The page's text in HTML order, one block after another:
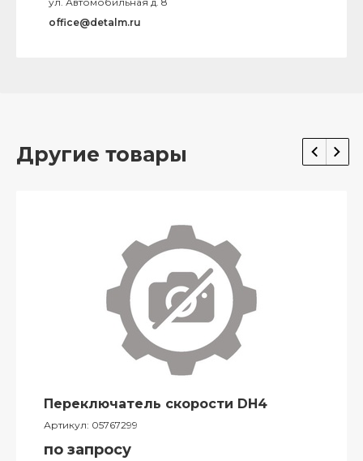
office@detalm.ru
Другие товары
Переключатель скорости DH4
Артикул: 05767299
по запросу